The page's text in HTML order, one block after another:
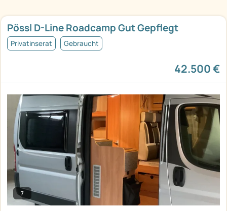
Pössl D-Line Roadcamp Gut Gepflegt
Privatinserat Gebraucht
42.500 €
7